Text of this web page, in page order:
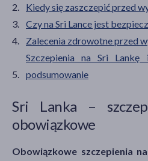
Kiedy się zaszczepić przed
Czy na Sri Lance jest
Zalecenia zdrowotne przed
Szczepienia na Sri
podsumowanie
Sri Lanka –
obowiązkowe
Obowiązkowe szczepienia